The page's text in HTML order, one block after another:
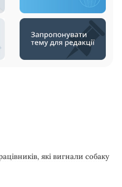
які вигнали собаку